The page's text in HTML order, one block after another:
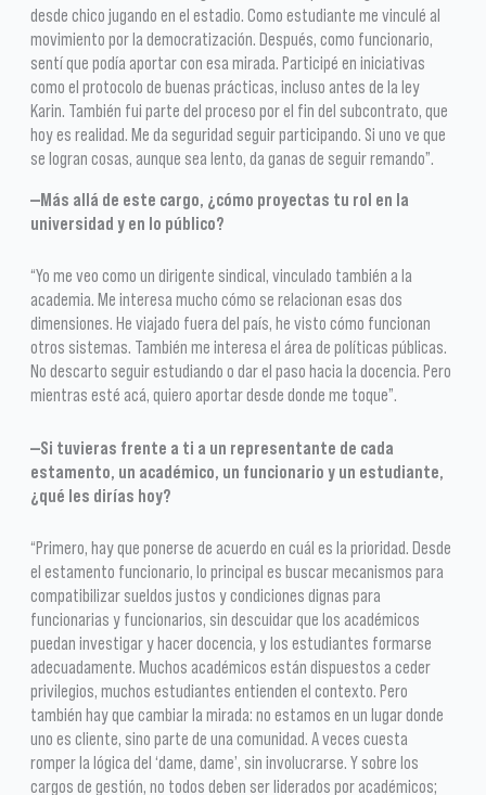
desde chico jugando en el estadio. Como estudiante me vinculé al
movimiento por la democratización. Después, como funcionario,
sentí que podía aportar con esa mirada. Participé en iniciativas
como el protocolo de buenas prácticas, incluso antes de la ley
Karin. También fui parte del proceso por el fin del subcontrato, que
hoy es realidad. Me da seguridad seguir participando. Si uno ve que
se logran cosas, aunque sea lento, da ganas de seguir remando”.
—Más allá de este cargo, ¿cómo proyectas tu rol en la
universidad y en lo público?
“Yo me veo como un dirigente sindical, vinculado también a la
academia. Me interesa mucho cómo se relacionan esas dos
dimensiones. He viajado fuera del país, he visto cómo funcionan
otros sistemas. También me interesa el área de políticas públicas.
No descarto seguir estudiando o dar el paso hacia la docencia. Pero
mientras esté acá, quiero aportar desde donde me toque”.
—Si tuvieras frente a ti a un representante de cada
estamento, un académico, un funcionario y un estudiante,
¿qué les dirías hoy?
“Primero, hay que ponerse de acuerdo en cuál es la prioridad. Desde
el estamento funcionario, lo principal es buscar mecanismos para
compatibilizar sueldos justos y condiciones dignas para
funcionarias y funcionarios, sin descuidar que los académicos
puedan investigar y hacer docencia, y los estudiantes formarse
adecuadamente. Muchos académicos están dispuestos a ceder
privilegios, muchos estudiantes entienden el contexto. Pero
también hay que cambiar la mirada: no estamos en un lugar donde
uno es cliente, sino parte de una comunidad. A veces cuesta
romper la lógica del ‘dame, dame’, sin involucrarse. Y sobre los
cargos de gestión, no todos deben ser liderados por académicos;